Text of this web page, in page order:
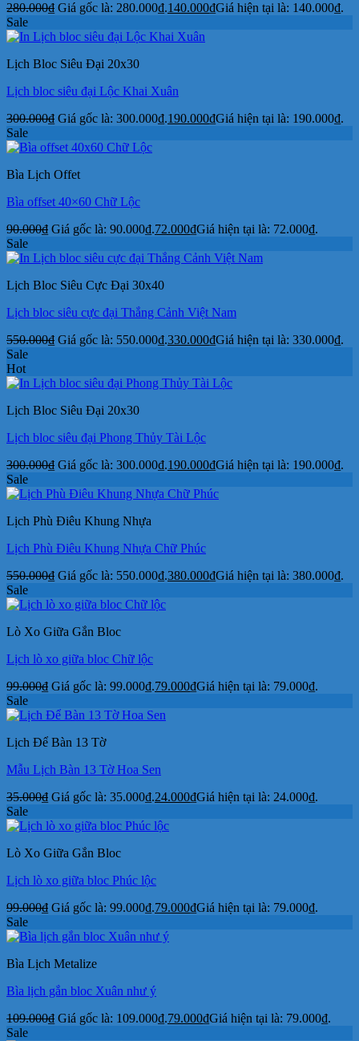
280.000₫ Giá gốc là: 280.000₫.140.000₫Giá hiện tại là: 140.000₫.
Sale
Lịch Bloc Siêu Đại 20x30
Lịch bloc siêu đại Lộc Khai Xuân
300.000₫ Giá gốc là: 300.000₫.190.000₫Giá hiện tại là: 190.000₫.
Sale
Bìa Lịch Offet
Bìa offset 40×60 Chữ Lộc
90.000₫ Giá gốc là: 90.000₫.72.000₫Giá hiện tại là: 72.000₫.
Sale
Lịch Bloc Siêu Cực Đại 30x40
Lịch bloc siêu cực đại Thắng Cảnh Việt Nam
550.000₫ Giá gốc là: 550.000₫.330.000₫Giá hiện tại là: 330.000₫.
Sale
Hot
Lịch Bloc Siêu Đại 20x30
Lịch bloc siêu đại Phong Thủy Tài Lộc
300.000₫ Giá gốc là: 300.000₫.190.000₫Giá hiện tại là: 190.000₫.
Sale
Lịch Phù Điêu Khung Nhựa
Lịch Phù Điêu Khung Nhựa Chữ Phúc
550.000₫ Giá gốc là: 550.000₫.380.000₫Giá hiện tại là: 380.000₫.
Sale
Lò Xo Giữa Gắn Bloc
Lịch lò xo giữa bloc Chữ lộc
99.000₫ Giá gốc là: 99.000₫.79.000₫Giá hiện tại là: 79.000₫.
Sale
Lịch Để Bàn 13 Tờ
Mẫu Lịch Bàn 13 Tờ Hoa Sen
35.000₫ Giá gốc là: 35.000₫.24.000₫Giá hiện tại là: 24.000₫.
Sale
Lò Xo Giữa Gắn Bloc
Lịch lò xo giữa bloc Phúc lộc
99.000₫ Giá gốc là: 99.000₫.79.000₫Giá hiện tại là: 79.000₫.
Sale
Bìa Lịch Metalize
Bìa lịch gắn bloc Xuân như ý
109.000₫ Giá gốc là: 109.000₫.79.000₫Giá hiện tại là: 79.000₫.
Sale